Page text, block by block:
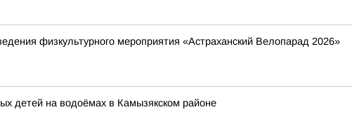
физкультурного мероприятия «Астраханский Велопарад 2026»
детей на водоёмах в Камызякском районе